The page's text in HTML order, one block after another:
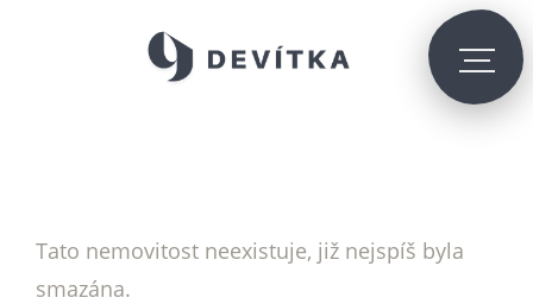
Tato nemovitost neexistuje, již nejspíš byla
smazána.